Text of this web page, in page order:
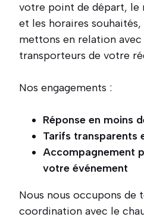
votre point de départ, le
et les horaires
mettons en relation
transporteurs de votre
Nos engagements :
Réponse en moins
Tarifs transparents
Accompagnement
votre événement
Nous nous occupons de
coordination avec le